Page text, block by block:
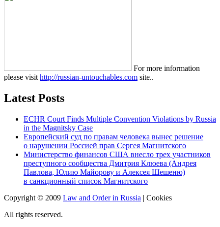
For more information
please visithttp://russian-untouchables.com site..
Latest Posts
ECHR Court Finds Multiple Convention Violations by Russia
in the Magnitsky Case
Европейский суд по правам человека вынес решение
о нарушении Россией прав Сергея Магнитского
Министерство финансов США внесло трех участников
преступного сообщества Дмитрия Клюева (Андрея
Павлова, Юлию Майорову и Алексея Шешеню)
в санкционный список Магнитского
Copyright © 2009 Law and Order in Russia | Cookies
All rights reserved.